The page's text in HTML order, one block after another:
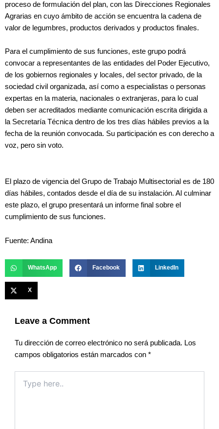
proceso de formulación del plan, con las Direcciones Regionales
Agrarias en cuyo ámbito de acción se encuentra la cadena de
valor de legumbres, productos derivados y productos finales.
Para el cumplimiento de sus funciones, este grupo podrá
convocar a representantes de las entidades del Poder Ejecutivo,
de los gobiernos regionales y locales, del sector privado, de la
sociedad civil organizada, así como a especialistas o personas
expertas en la materia, nacionales o extranjeras, para lo cual
deben ser acreditados mediante comunicación escrita dirigida a
la Secretaría Técnica dentro de los tres días hábiles previos a la
fecha de la reunión convocada. Su participación es con derecho a
voz, pero sin voto.
El plazo de vigencia del Grupo de Trabajo Multisectorial es de 180
días hábiles, contados desde el día de su instalación. Al culminar
este plazo, el grupo presentará un informe final sobre el
cumplimiento de sus funciones.
Fuente: Andina
WhatsApp Facebook LinkedIn
X
Leave a Comment
Tu dirección de correo electrónico no será publicada. Los
campos obligatorios están marcados con *
here..